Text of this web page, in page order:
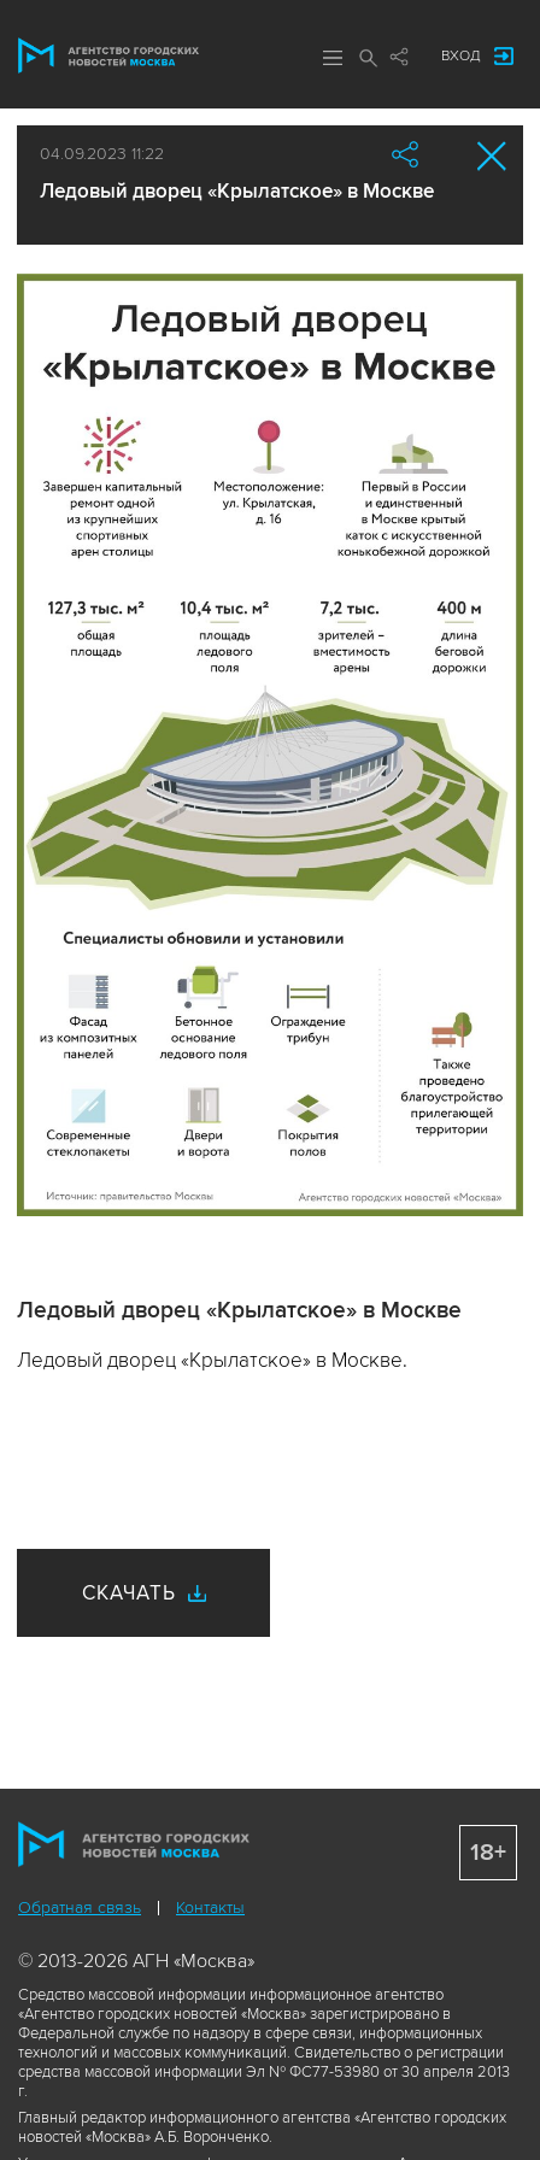
ВХОД
04.09.2023 11:22
Ледовый дворец «Крылатское» в Москве
Ледовый дворец «Крылатское» в Москве
Ледовый дворец «Крылатское» в Москве.
СКАЧАТЬ
Обратная связь Контакты
© 2013-2026 АГН «Москва»
Средство массовой информации информационное агентство
«Агентство городских новостей «Москва» зарегистрировано в
Федеральной службе по надзору в сфере связи, информационных
технологий и массовых коммуникаций. Свидетельство о регистрации
средства массовой информации Эл № ФС77-53980 от 30 апреля 2013
г.
Главный редактор информационного агентства «Агентство городских
новостей «Москва» А.Б. Воронченко.
18+